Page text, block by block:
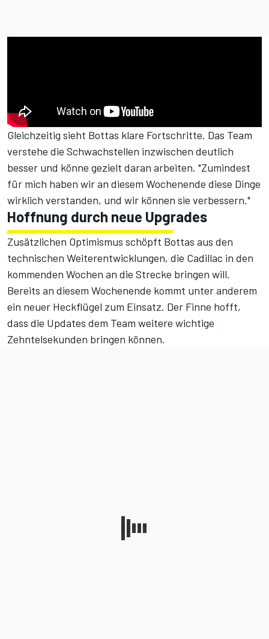
Gleichzeitig sieht Bottas klare Fortschritte. Das Team
verstehe die Schwachstellen inzwischen deutlich
besser und könne gezielt daran arbeiten. "Zumindest
für mich haben wir an diesem Wochenende diese Dinge
wirklich verstanden, und wir können sie verbessern."
Hoffnung durch neue Upgrades
Zusätzlichen Optimismus schöpft Bottas aus den
technischen Weiterentwicklungen, die Cadillac in den
kommenden Wochen an die Strecke bringen will.
Bereits an diesem Wochenende kommt unter anderem
ein neuer Heckflügel zum Einsatz. Der Finne hofft,
dass die Updates dem Team weitere wichtige
Zehntelsekunden bringen können.